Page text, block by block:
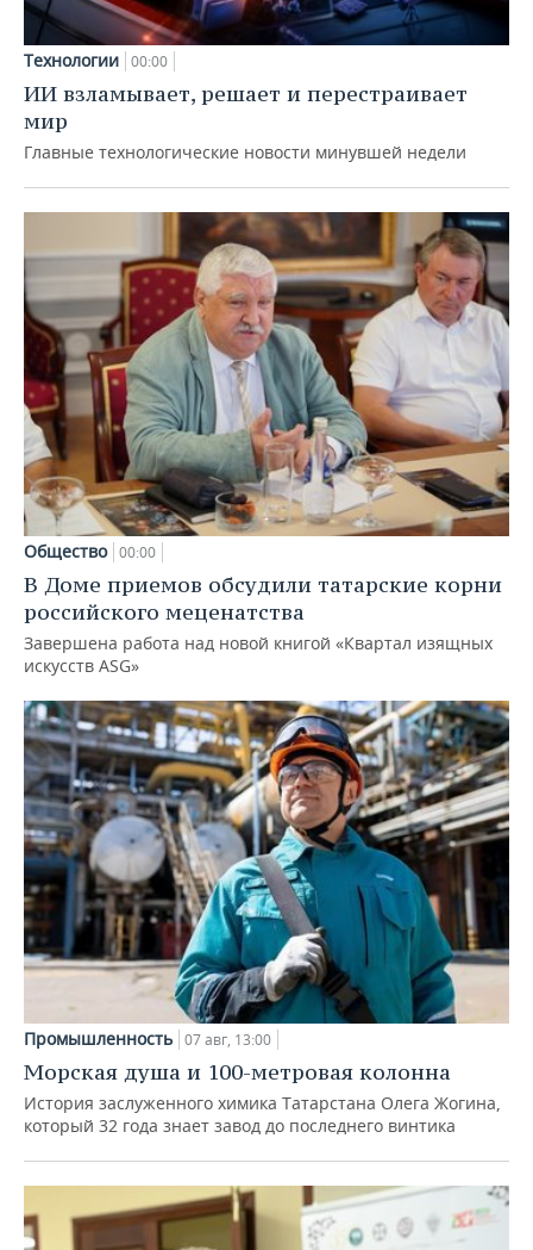
Технологии 00:00
ИИ взламывает, решает и перестраивает
мир
Главные технологические новости минувшей недели
Общество 00:00
В Доме приемов обсудили татарские корни
российского меценатства
Завершена работа над новой книгой «Квартал изящных
искусств ASG»
Промышленность 07 авг, 13:00
Морская душа и 100-метровая колонна
История заслуженного химика Татарстана Олега Жогина,
который 32 года знает завод до последнего винтика